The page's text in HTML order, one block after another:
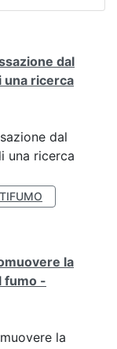
dal
una ricerca
dal
una ricerca
la
fumo -
la